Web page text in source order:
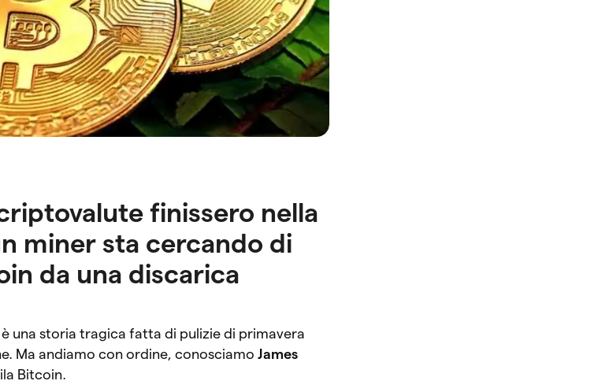
finissero nella
miner sta cercando di
da una discarica
è una storia tragica fatta di pulizie di primavera
Ma andiamo con ordine, conosciamoJames
Bitcoin.